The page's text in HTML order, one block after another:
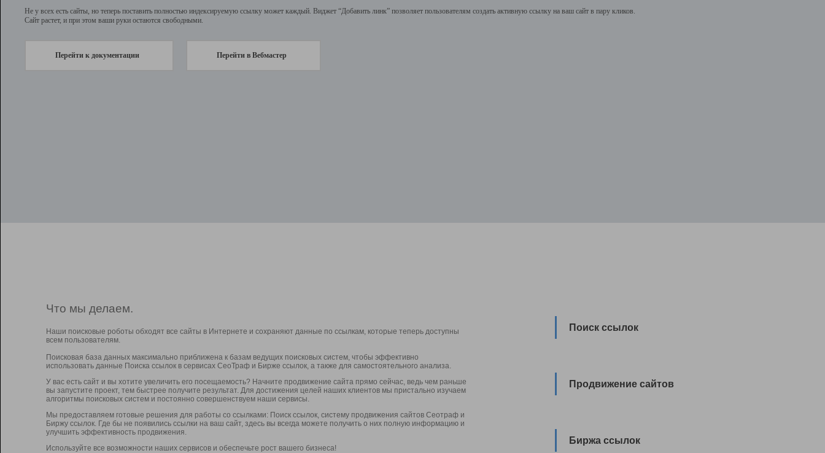
Не у всех есть сайты, но теперь поставить полностью индексируемую ссылку может каждый. Виджет “Добавить линк” позволяет пользователям создать активную ссылку на ваш сайт в пару кликов.
Сайт растет, и при этом ваши руки остаются свободными.
Перейти к документации Перейти в Вебмастер
Что мы делаем.
Наши поисковые роботы обходят все сайты в Интернете и сохраняют данные по ссылкам, которые теперь доступны
всем пользователям.
Поисковая база данных максимально приближена к базам ведущих поисковых систем, чтобы эффективно
использовать данные Поиска ссылок в сервисах СеоТраф и Бирже ссылок, а также для самостоятельного анализа.
У вас есть сайт и вы хотите увеличить его посещаемость? Начните продвижение сайта прямо сейчас, ведь чем раньше
вы запустите проект, тем быстрее получите результат. Для достижения целей наших клиентов мы пристально изучаем
алгоритмы поисковых систем и постоянно совершенствуем наши сервисы.
Мы предоставляем готовые решения для работы со ссылками: Поиск ссылок, систему продвижения сайтов Сеотраф и
Биржу ссылок. Где бы не появились ссылки на ваш сайт, здесь вы всегда можете получить о них полную информацию и
улучшить эффективность продвижения.
Используйте все возможности наших сервисов и обеспечьте рост вашего бизнеса!
Поиск ссылок
Продвижение сайтов
Биржа ссылок